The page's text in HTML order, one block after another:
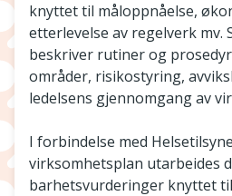
knyttet til måloppnåelse,
etterlevelse av regelverk mv.
beskriver rutiner og
områder, risikostyring,
ledelsens gjennomgang av
I forbindelse med
virksomhetsplan utarbeides
barhetsvurderinger knyttet